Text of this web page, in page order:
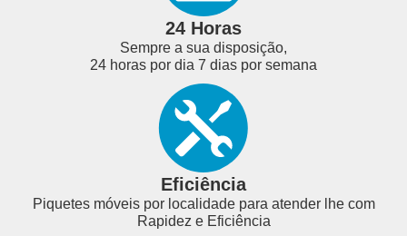
24 Horas
Sempre a sua disposição,
24 horas por dia 7 dias por semana
Eficiência
Piquetes móveis por localidade para atender lhe com
Rapidez e Eficiência